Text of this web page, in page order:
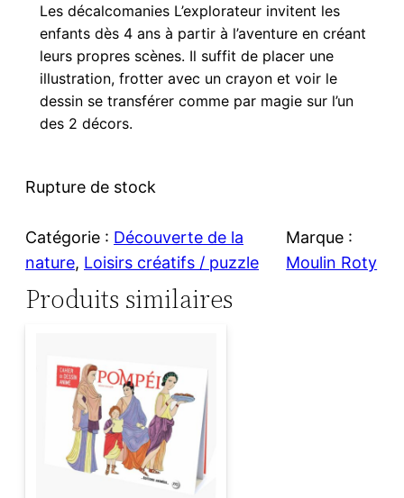
Les décalcomanies L’explorateur invitent les
enfants dès 4 ans à partir à l’aventure en créant
leurs propres scènes. Il suffit de placer une
illustration, frotter avec un crayon et voir le
dessin se transférer comme par magie sur l’un
des 2 décors.
Rupture de stock
Catégorie : Découverte de la
nature, Loisirs créatifs / puzzle
Marque :
Moulin Roty
Produits similaires